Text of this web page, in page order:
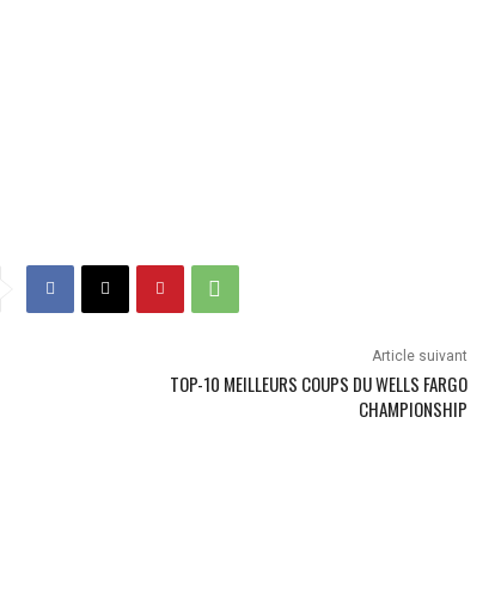
Article suivant
TOP-10 MEILLEURS COUPS DU WELLS FARGO
CHAMPIONSHIP